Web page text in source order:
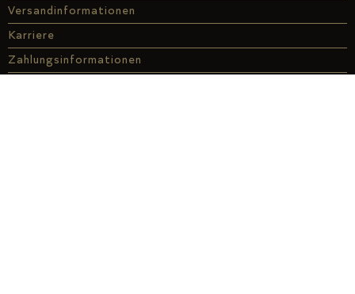
Versandinformationen
Karriere
Zahlungsinformationen